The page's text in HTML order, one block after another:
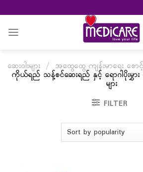
to
content
ဆေးဝါးများ / အထွေထွေ ကျန်းမာရေး စေ
ကိုယ်ရည် သန့်စင်ဆေးရည် နှင့် ရောဂါပိုးမွှား
များ
FILTER